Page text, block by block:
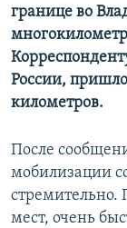
границе во
России,
километров.
После
мобилизации
мест, очень